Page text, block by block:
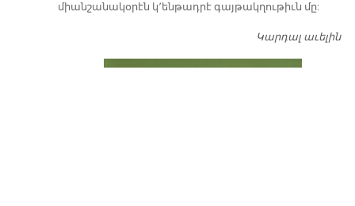
միանշանակօրէն կ՚ենթադրէ գայթակղութիւն մը:
Կարդալ աւելին